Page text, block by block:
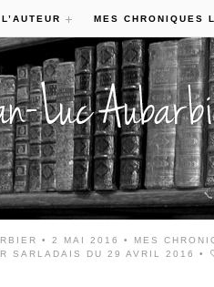
L’AUTEUR MES CHRONIQUES
• 2 MAI 2016 • MES
SARLADAIS DU 29 AVRIL 2016 •